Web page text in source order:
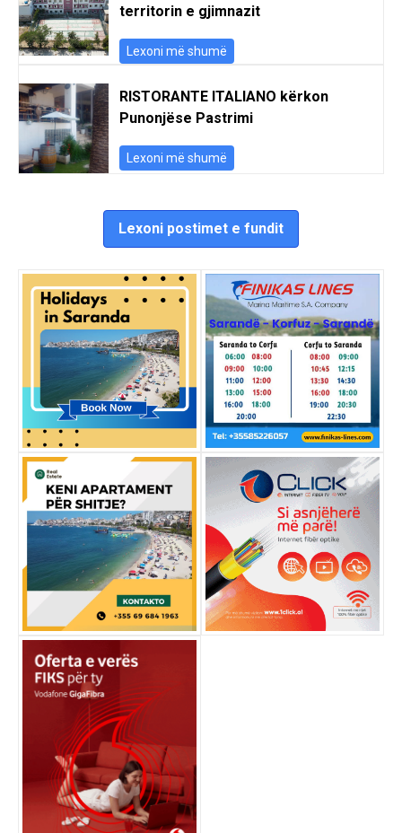
territorin e gjimnazit
Lexoni më shumë
RISTORANTE ITALIANO kërkon
Punonjëse Pastrimi
Lexoni më shumë
Lexoni postimet e fundit